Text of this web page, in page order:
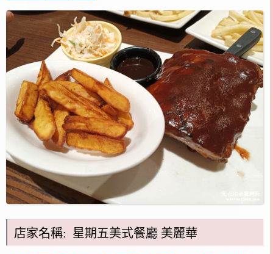
店家名稱: 星期五美式餐廳 美麗華